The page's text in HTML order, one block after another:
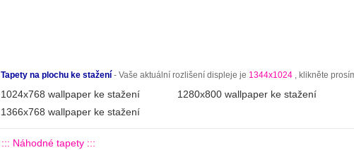
Tapety na plochu ke stažení - Vaše aktuální rozlišení displeje je 1344x1024 , klikněte
1024x768 wallpaper ke stažení 1280x800 wallpaper ke stažení
1366x768 wallpaper ke stažení
::: Náhodné tapety :::